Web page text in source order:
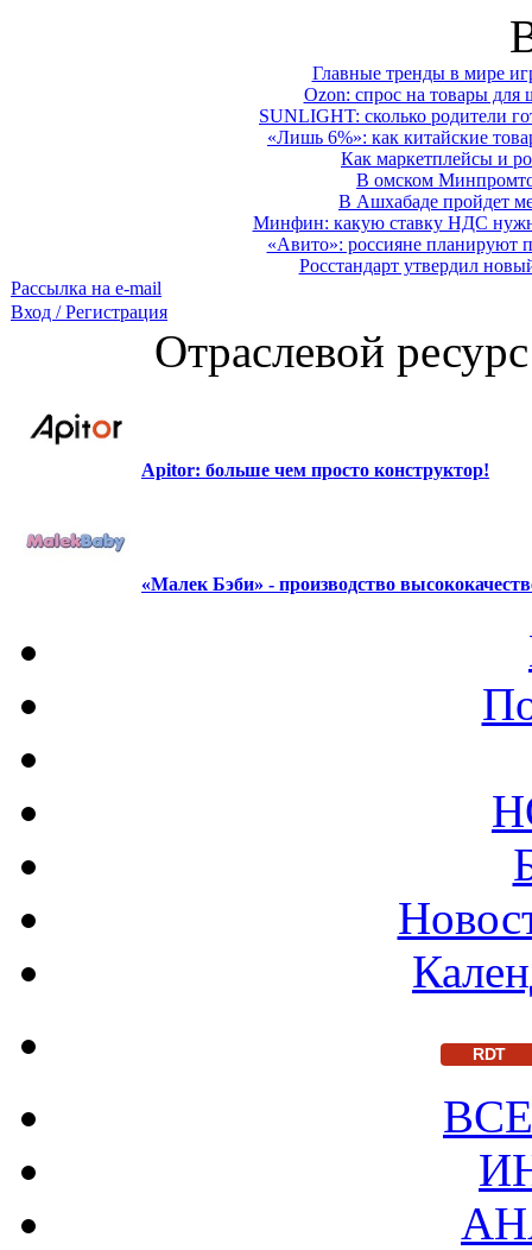
Главные тренды в мире
Ozon: спрос на товары для
SUNLIGHT: сколько родители
«Лишь 6%»: как китайские
Как маркетплейсы и
В омском
В Ашхабаде пройдет
Минфин: какую ставку НДС
«Авито»: россияне планируют
Росстандарт утвердил
Рассылка на e-mail
Вход / Регистрация
Отраслевой
Apitor: больше чем просто конструктор!
«Малек Бэби» - производство
RDT